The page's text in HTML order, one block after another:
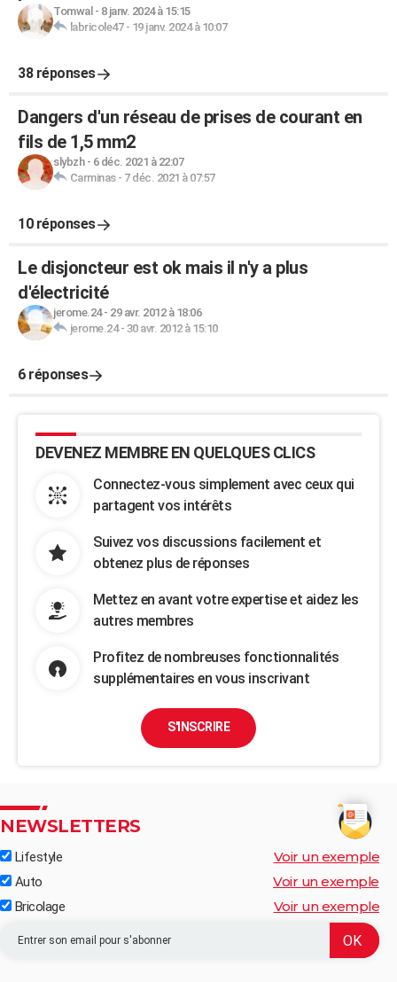
Tomwal - 8 janv. 2024 à 15:15
labricole47- 19 janv. 2024 à 10:07
38 réponses
Dangers d'un réseau de prises de courant en
fils de 1,5 mm2
slybzh- 6 déc. 2021 à 22:07
Carminas- 7 déc. 2021 à 07:57
10 réponses
Le disjoncteur est ok mais il n'y a plus
d'électricité
jerome.24- 29 avr. 2012 à 18:06
jerome.24- 30 avr. 2012 à 15:10
6 réponses
DEVENEZ MEMBRE EN QUELQUES CLICS
Connectez-vous simplement avec ceux qui
partagent vos intérêts
Suivez vos discussions facilement et
obtenez plus de réponses
Mettez en avant votre expertise et aidez les
autres membres
Profitez de nombreuses fonctionnalités
supplémentaires en vous inscrivant
S'INSCRIRE
NEWSLETTERS
Lifestyle Voir un exemple
Auto Voir un exemple
Bricolage Voir un exemple